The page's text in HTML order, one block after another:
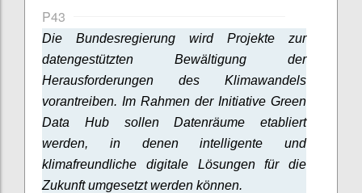
P43
Die Bundesregierung wird Projekte zur
datengestützten Bewältigung der
Herausforderungen des Klimawandels
vorantreiben. Im Rahmen der Initiative Green
Data Hub sollen Datenräume etabliert
werden, in denen intelligente und
klimafreundliche digitale Lösungen für die
Zukunft umgesetzt werden können.